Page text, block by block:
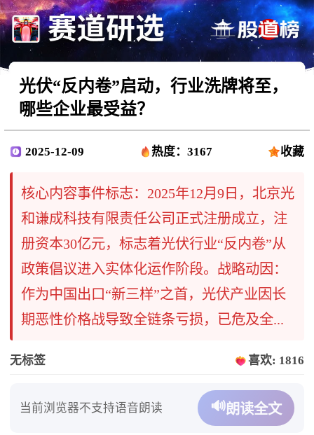
光伏“反内卷”启动，行业洗牌将至，
哪些企业最受益？
2025-12-09 热度：3167 收藏
核心内容事件标志：2025年12月9日，北京光
和谦成科技有限责任公司正式注册成立，注
册资本30亿元，标志着光伏行业“反内卷”从
政策倡议进入实体化运作阶段。战略动因：
作为中国出口“新三样”之首，光伏产业因长
期恶性价格战导致全链条亏损，已危及全...
无标签 喜欢: 1816
当前浏览器不支持语音朗读 🔊朗读全文